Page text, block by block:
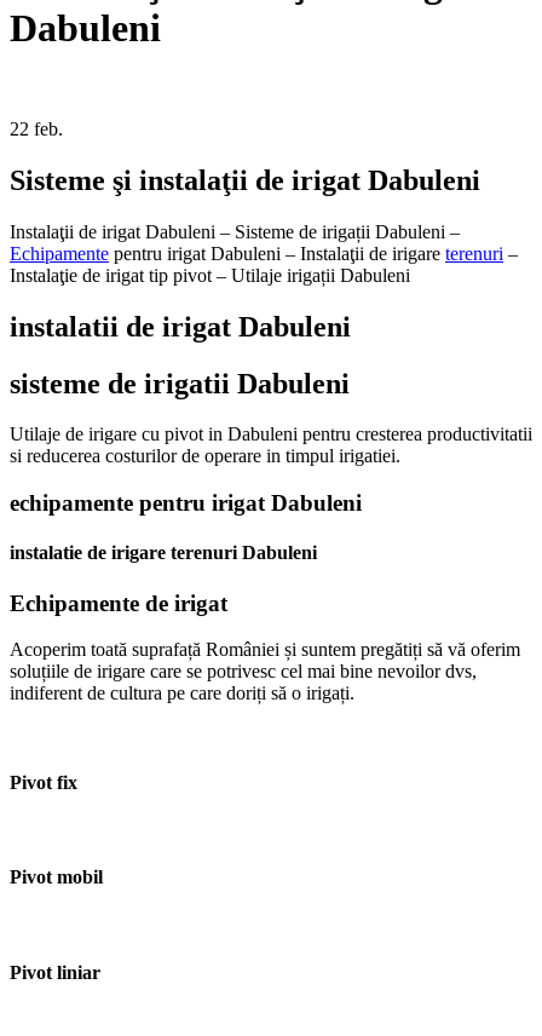
Dabuleni
22 feb.
Sisteme şi instalaţii de irigat Dabuleni
Instalaţii de irigat Dabuleni – Sisteme de irigații Dabuleni –
Echipamente pentru irigat Dabuleni – Instalaţii de irigare terenuri –
Instalaţie de irigat tip pivot – Utilaje irigații Dabuleni
instalatii de irigat Dabuleni
sisteme de irigatii Dabuleni
Utilaje de irigare cu pivot in Dabuleni pentru cresterea productivitatii
si reducerea costurilor de operare in timpul irigatiei.
echipamente pentru irigat Dabuleni
instalatie de irigare terenuri Dabuleni
Echipamente de irigat
Acoperim toată suprafață României și suntem pregătiți să vă oferim
soluțiile de irigare care se potrivesc cel mai bine nevoilor dvs,
indiferent de cultura pe care doriți să o irigați.
Pivot fix
Pivot mobil
Pivot liniar